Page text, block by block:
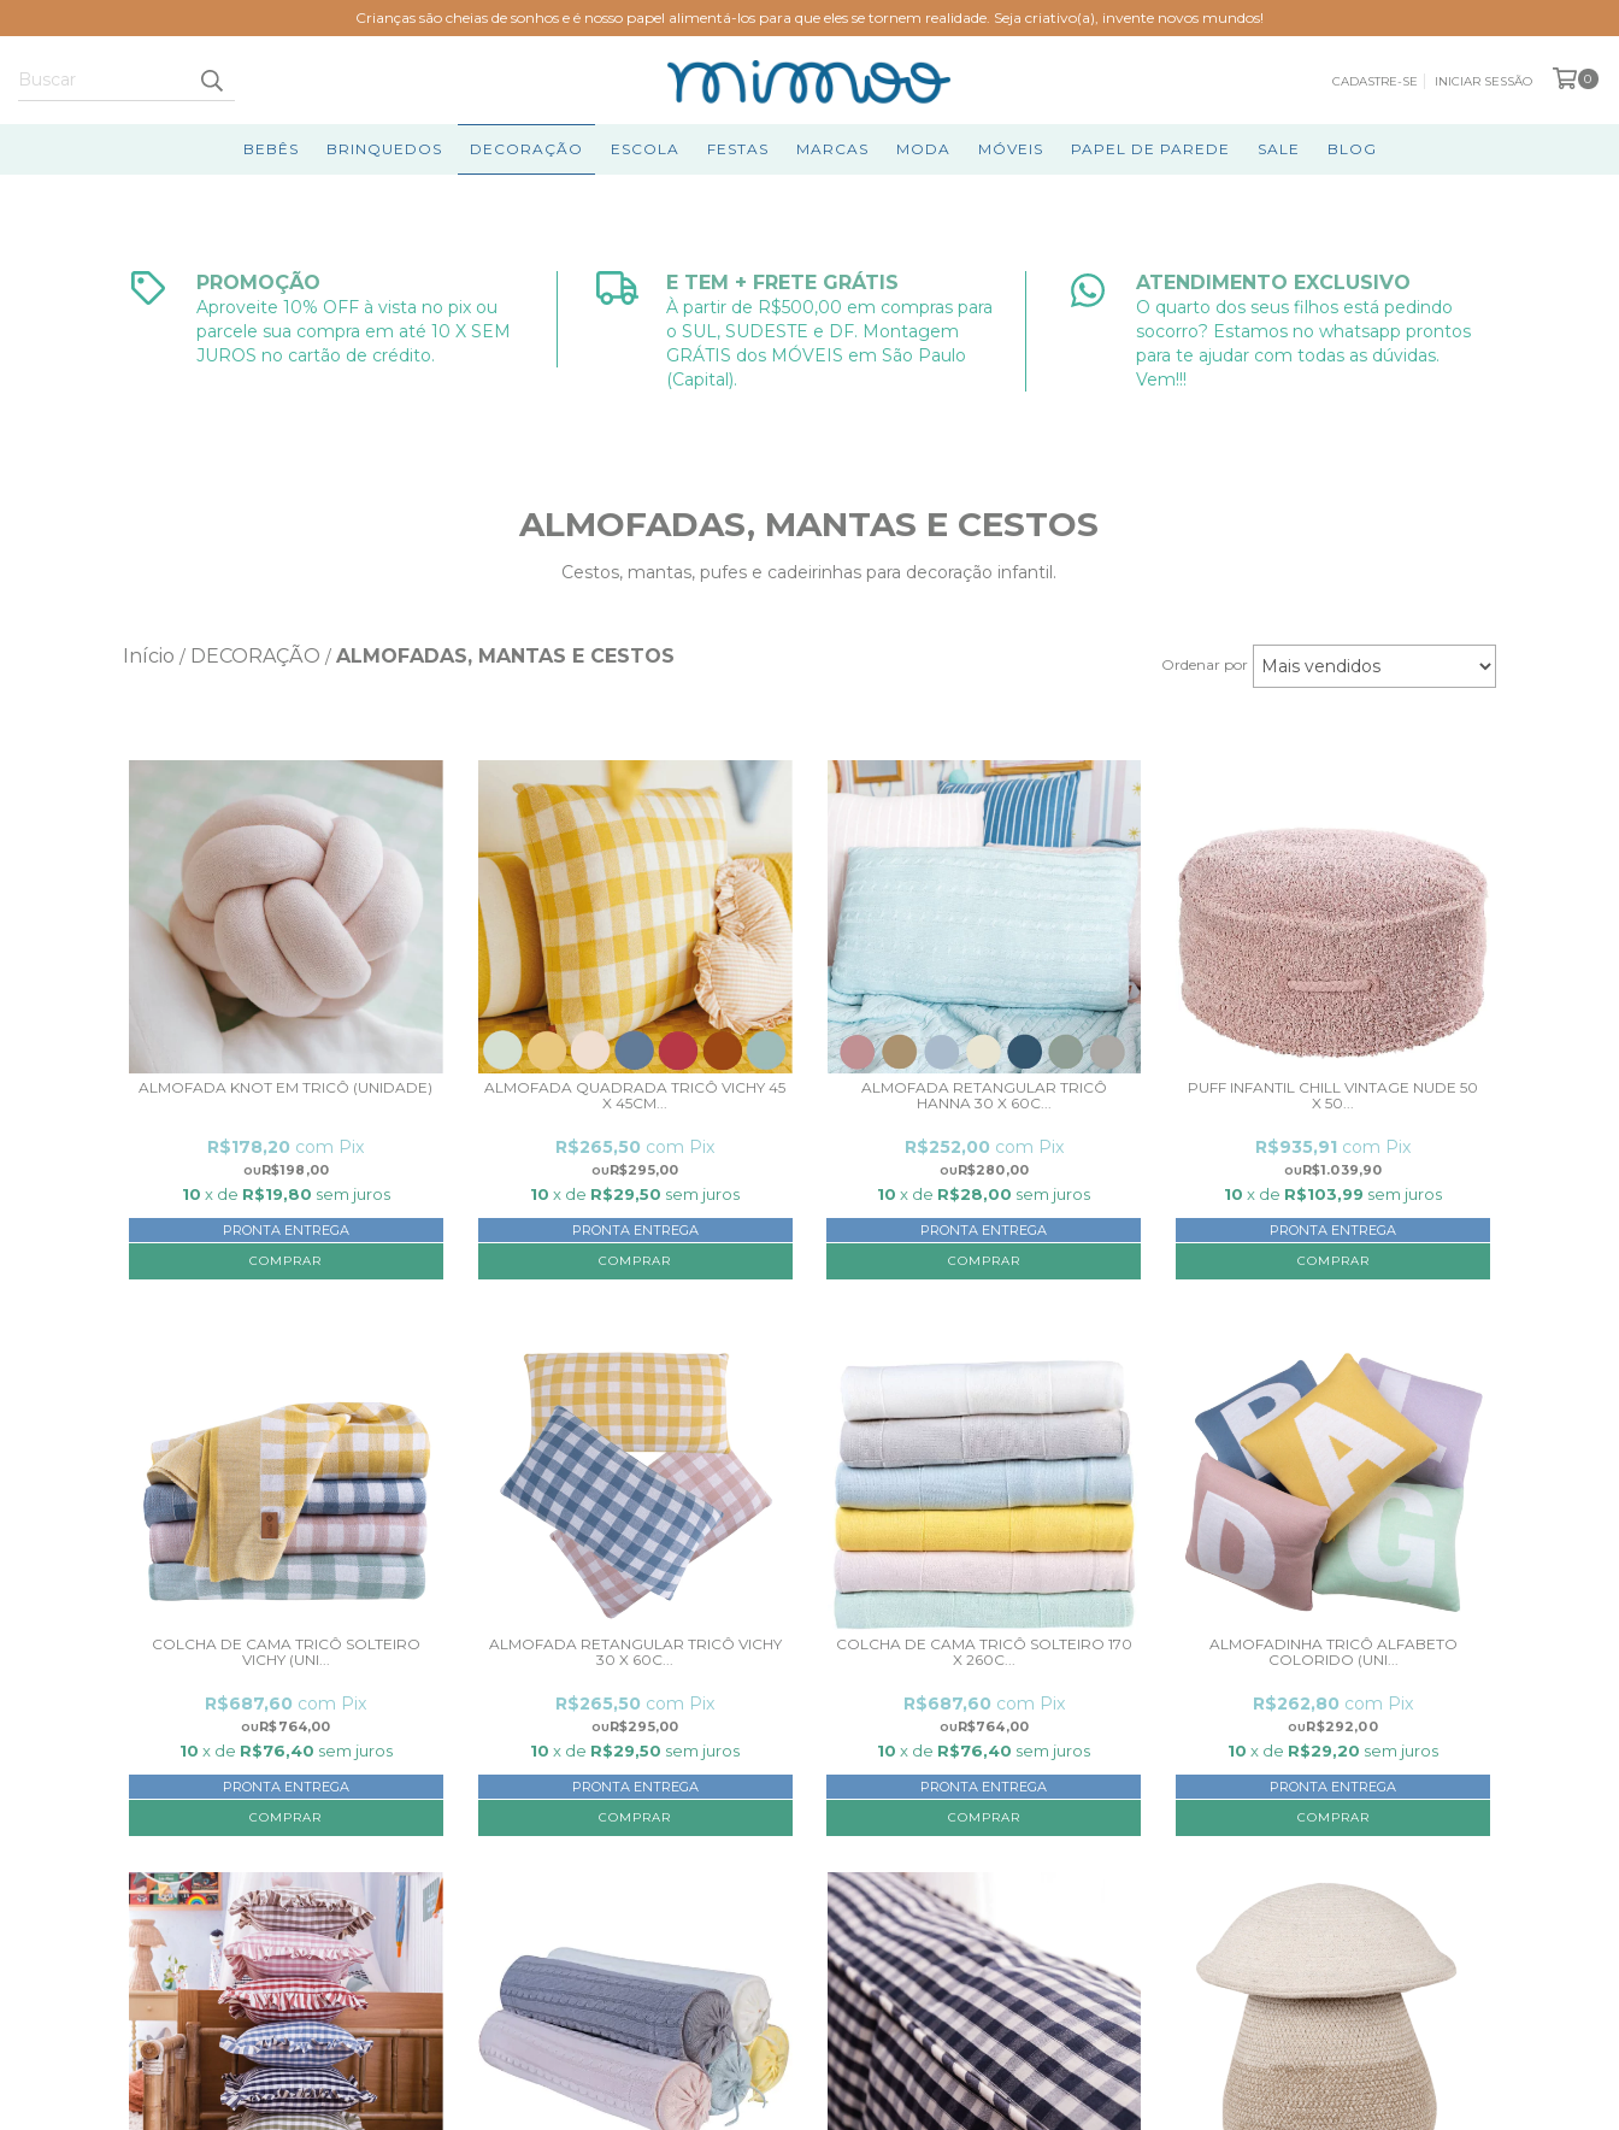
Crianças são cheias de sonhos e é nosso papel alimentá-los para que eles se tornem realidade. Seja criativo(a), invente novos mundos!
CADASTRE-SE INICIAR SESSÃO 0
BEBÊS BRINQUEDOS DECORAÇÃO ESCOLA FESTAS MARCAS MODA MÓVEIS PAPEL DE PAREDE SALE BLOG
PROMOÇÃO
Aproveite 10% OFF à vista no pix ou
parcele sua compra em até 10 X SEM
JUROS no cartão de crédito.
E TEM + FRETE GRÁTIS
À partir de R$500,00 em compras para
o SUL, SUDESTE e DF. Montagem
GRÁTIS dos MÓVEIS em São Paulo
(Capital).
ATENDIMENTO EXCLUSIVO
O quarto dos seus filhos está pedindo
socorro? Estamos no whatsapp prontos
para te ajudar com todas as dúvidas.
Vem!!!
ALMOFADAS, MANTAS E CESTOS
Cestos, mantas, pufes e cadeirinhas para decoração infantil.
Início / DECORAÇÃO / ALMOFADAS, MANTAS E CESTOS Ordenar por
ALMOFADA KNOT EM TRICÔ (UNIDADE)
R$198,00
R$178,20 com Pix
10 x de R$19,80 sem juros
PRONTA ENTREGA
COMPRAR
ALMOFADA QUADRADA TRICÔ VICHY 45
X 45CM...
R$295,00
R$265,50 com Pix
10 x de R$29,50 sem juros
PRONTA ENTREGA
COMPRAR
ALMOFADA RETANGULAR TRICÔ
HANNA 30 X 60C...
R$280,00
R$252,00 com Pix
10 x de R$28,00 sem juros
PRONTA ENTREGA
COMPRAR
PUFF INFANTIL CHILL VINTAGE NUDE 50
X 50...
R$1.039,90
R$935,91 com Pix
10 x de R$103,99 sem juros
PRONTA ENTREGA
COLCHA DE CAMA TRICÔ SOLTEIRO
VICHY (UNI...
R$764,00
R$687,60 com Pix
10 x de R$76,40 sem juros
PRONTA ENTREGA
COMPRAR
ALMOFADA RETANGULAR TRICÔ VICHY
30 X 60C...
R$295,00
R$265,50 com Pix
10 x de R$29,50 sem juros
PRONTA ENTREGA
COMPRAR
COLCHA DE CAMA TRICÔ SOLTEIRO 170
X 260C...
R$764,00
R$687,60 com Pix
10 x de R$76,40 sem juros
PRONTA ENTREGA
COMPRAR
ALMOFADINHA TRICÔ ALFABETO
COLORIDO (UNI...
R$292,00
R$262,80 com Pix
10 x de R$29,20 sem juros
PRONTA ENTREGA
COMPRAR